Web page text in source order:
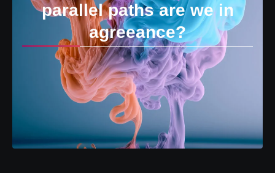
parallel paths are we in
agreeance?